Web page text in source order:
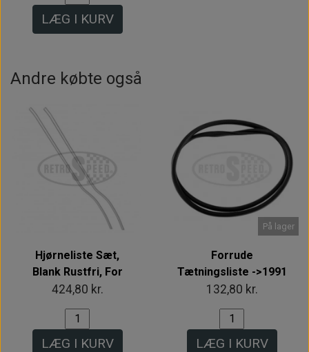
LÆG I KURV
Andre købte også
Hjørneliste Sæt,
Blank Rustfri, For
424,80 kr.
LÆG I KURV
På lager
Forrude
Tætningsliste ->1991
132,80 kr.
LÆG I KURV